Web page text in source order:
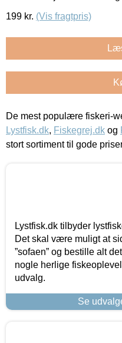
199 kr. (Vis fragtpris)
De mest populære fiskeri-
Lystfisk.dk, Fiskegrej.dk og
stort sortiment til gode
Lystfisk.dk tilbyder
Det skal være muligt at
”sofaen” og bestille alt
nogle herlige
udvalg.
Se